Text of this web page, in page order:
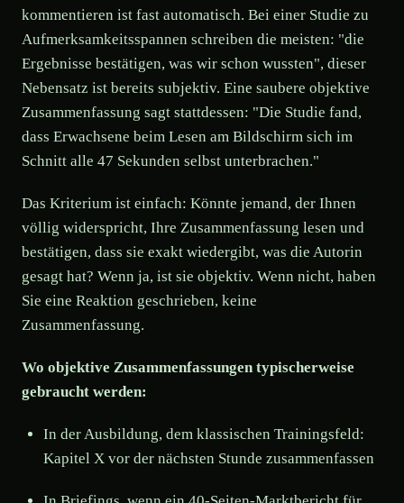
kommentieren ist fast automatisch. Bei einer Studie zu
Aufmerksamkeitsspannen schreiben die meisten: "die
Ergebnisse bestätigen, was wir schon wussten", dieser
Nebensatz ist bereits subjektiv. Eine saubere objektive
Zusammenfassung sagt stattdessen: "Die Studie fand,
dass Erwachsene beim Lesen am Bildschirm sich im
Schnitt alle 47 Sekunden selbst unterbrachen."
Das Kriterium ist einfach: Könnte jemand, der Ihnen
völlig widerspricht, Ihre Zusammenfassung lesen und
bestätigen, dass sie exakt wiedergibt, was die Autorin
gesagt hat? Wenn ja, ist sie objektiv. Wenn nicht, haben
Sie eine Reaktion geschrieben, keine
Zusammenfassung.
Wo objektive Zusammenfassungen typischerweise
gebraucht werden:
In der Ausbildung, dem klassischen Trainingsfeld:
Kapitel X vor der nächsten Stunde zusammenfassen